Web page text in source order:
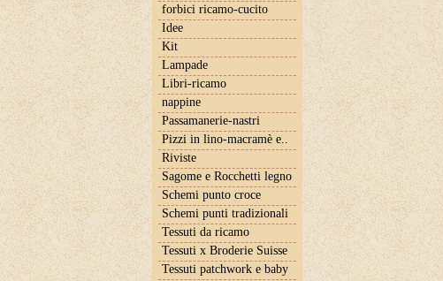
forbici ricamo-cucito
Idee
Kit
Lampade
Libri-ricamo
nappine
Passamanerie-nastri
Pizzi in lino-macramè e..
Riviste
Sagome e Rocchetti legno
Schemi punto croce
Schemi punti tradizionali
Tessuti da ricamo
Tessuti x Broderie Suisse
Tessuti patchwork e baby